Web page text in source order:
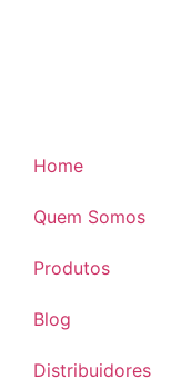
Home
Quem Somos
Produtos
Blog
Distribuidores